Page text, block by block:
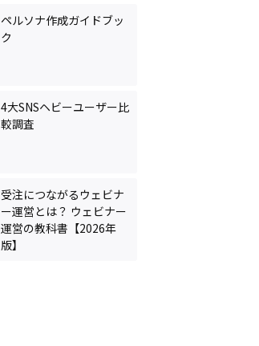
ペルソナ作成ガイドブッ
ク
4大SNSヘビーユーザー比
較調査
受注につながるウェビナ
ー運営とは？ ウェビナー
運営の教科書【2026年
版】